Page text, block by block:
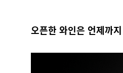
오픈한 와인은 언제까